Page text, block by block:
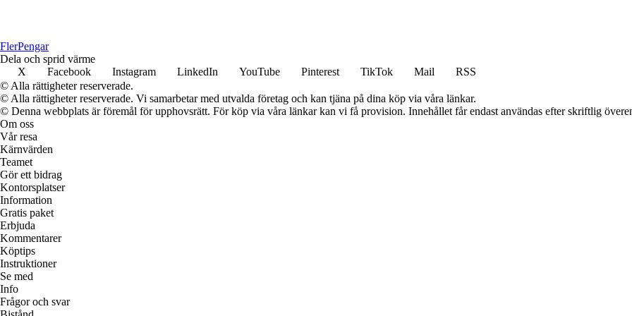
FlerPengar
Dela och sprid värme
X
Facebook Instagram LinkedIn YouTube Pinterest TikTok Mail
RSS
© Alla rättigheter reserverade.
© Alla rättigheter reserverade. Vi samarbetar med utvalda företag och kan tjäna på dina köp via våra länkar.
© Denna webbplats är föremål för upphovsrätt. För köp via våra länkar kan vi få provision. Innehållet får endast användas efter skriftlig
Om oss
Vår resa
Kärnvärden
Teamet
Gör ett bidrag
Kontorsplatser
Information
Gratis paket
Erbjuda
Kommentarer
Köptips
Instruktioner
Se med
Info
Frågor och svar